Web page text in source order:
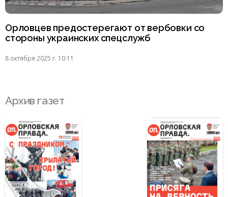
Орловцев предостерегают от вербовки со
стороны украинских спецслужб
8 октября 2025 г. 10:11
Архив газет